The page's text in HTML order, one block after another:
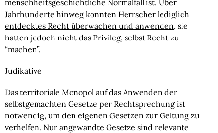
menschheitsgeschichtliche Normalfall ist. Über
Jahrhunderte hinweg konnten Herrscher lediglich
entdecktes Recht überwachen und anwenden, sie
hatten jedoch nicht das Privileg, selbst Recht zu
“machen”.
Judikative
Das territoriale Monopol auf das Anwenden der
selbstgemachten Gesetze per Rechtsprechung ist
notwendig, um den eigenen Gesetzen zur Geltung zu
verhelfen. Nur angewandte Gesetze sind relevante